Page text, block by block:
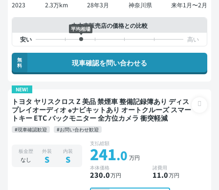
2023 2.3万km 28年3月 神奈川県 来年1月〜2月
中古車販売店の価格との比較
平均相場
無
料
現車確認を問い合わせる
NEW!
トヨタ ヤリスクロス Z 美品 禁煙車 整備記録簿あり ディス
プレイオーディオ ※ナビキットあり オートクルーズ スマー
トキー ETC バックモニター 全方位カメラ 衝突軽減
#現車確認歓迎 #お問い合わせ歓迎
板金歴
なし
外装
S
内装
S
支払総額
241.0 万円
本体価格
230.0万円
諸費用
11.0万円